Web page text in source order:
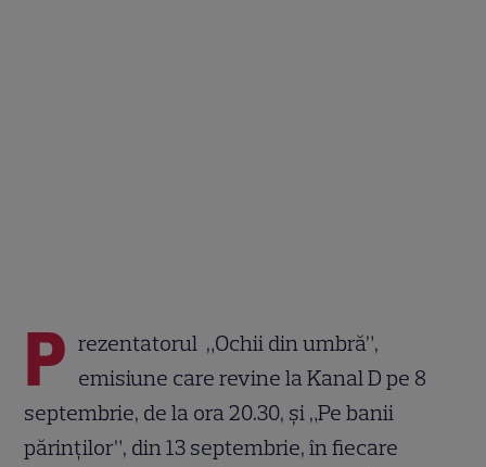
P rezentatorul „Ochii din umbră”,
emisiune care revine la Kanal D pe 8
septembrie, de la ora 20.30, şi „Pe banii
părinţilor”, din 13 septembrie, în fiecare